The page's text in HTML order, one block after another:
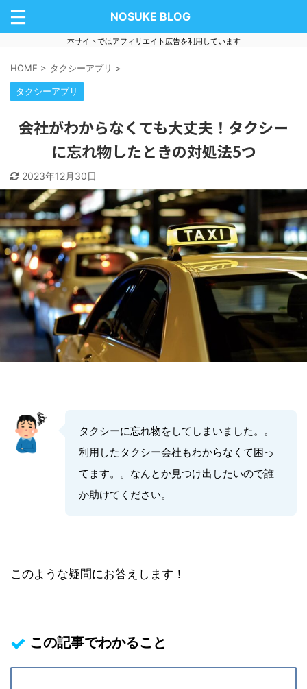
NOSUKE BLOG
本サイトではアフィリエイト広告を利用しています
HOME > タクシーアプリ >
タクシーアプリ
会社がわからなくても大丈夫！タクシー
に忘れ物したときの対処法5つ
2023年12月30日
タクシーに忘れ物をしてしまいました。。
利用したタクシー会社もわからなくて困っ
てます。。なんとか見つけ出したいので誰
か助けてください。
このような疑問にお答えします！
この記事でわかること